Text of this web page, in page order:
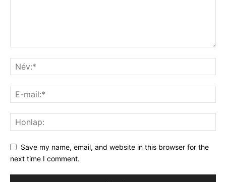
Save my name, email, and website in this browser for the
next time I comment.